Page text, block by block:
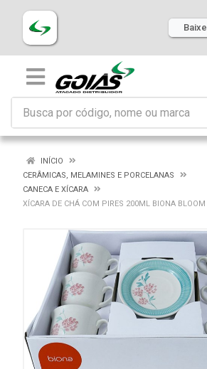
INÍCIO
CERÂMICAS, MELAMINES E PORCELANAS
CANECA E XÍCARA
XÍCARA DE CHÁ COM PIRES 200ML BIONA BLOOM